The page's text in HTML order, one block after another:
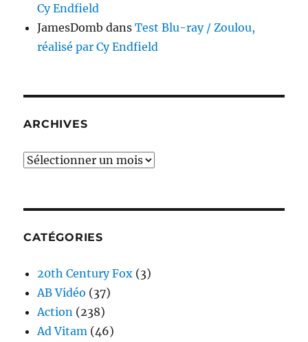
Cy Endfield
JamesDomb dansTest Blu-ray / Zoulou,
réalisé par Cy Endfield
ARCHIVES
Archives
CATÉGORIES
20th Century Fox (3)
AB Vidéo (37)
Action (238)
Ad Vitam (46)